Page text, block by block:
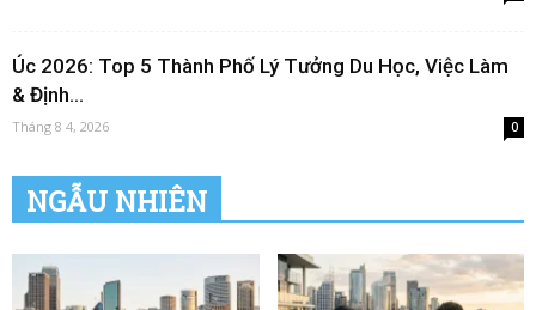
Úc 2026: Top 5 Thành Phố Lý Tưởng Du Học, Việc Làm
& Định...
Tháng 8 4, 2026 0
NGẪU NHIÊN